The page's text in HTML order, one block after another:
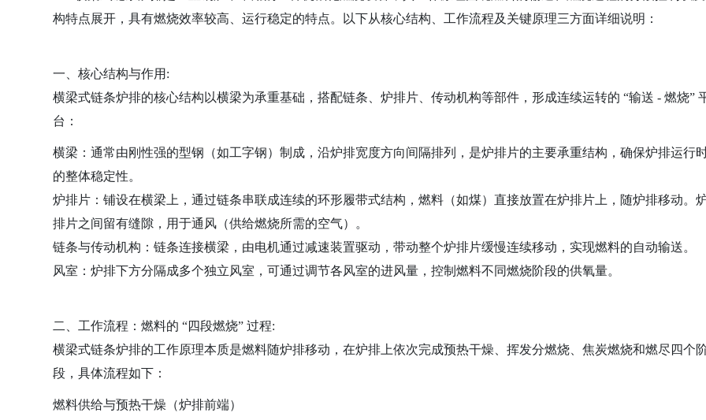
构特点展开，具有燃烧效率较高、运行稳定的特点。以下从核心结构、工作流程及关键原理三方面详细说明：
一、核心结构与作用:
横梁式链条炉排的核心结构以横梁为承重基础，搭配链条、炉排片、传动机构等部件，形成连续运转的 “输送 - 燃烧”
台：
横梁：通常由刚性强的型钢（如工字钢）制成，沿炉排宽度方向间隔排列，是炉排片的主要承重结构，确保炉排运行
的整体稳定性。
炉排片：铺设在横梁上，通过链条串联成连续的环形履带式结构，燃料（如煤）直接放置在炉排片上，随炉排移动。
排片之间留有缝隙，用于通风（供给燃烧所需的空气）。
链条与传动机构：链条连接横梁，由电机通过减速装置驱动，带动整个炉排片缓慢连续移动，实现燃料的自动输送。
风室：炉排下方分隔成多个独立风室，可通过调节各风室的进风量，控制燃料不同燃烧阶段的供氧量。
二、工作流程：燃料的 “四段燃烧” 过程:
横梁式链条炉排的工作原理本质是燃料随炉排移动，在炉排上依次完成预热干燥、挥发分燃烧、焦炭燃烧和燃尽四个
段，具体流程如下：
燃料供给与预热干燥（炉排前端）